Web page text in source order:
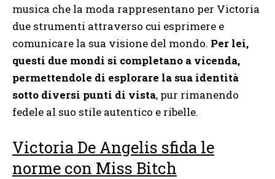
musica che la moda rappresentano per Victoria
due strumenti attraverso cui esprimere e
comunicare la sua visione del mondo. Per lei,
questi due mondi si completano a vicenda,
permettendole di esplorare la sua identità
sotto diversi punti di vista, pur rimanendo
fedele al suo stile autentico e ribelle.
Victoria De Angelis sfida le
norme con Miss Bitch